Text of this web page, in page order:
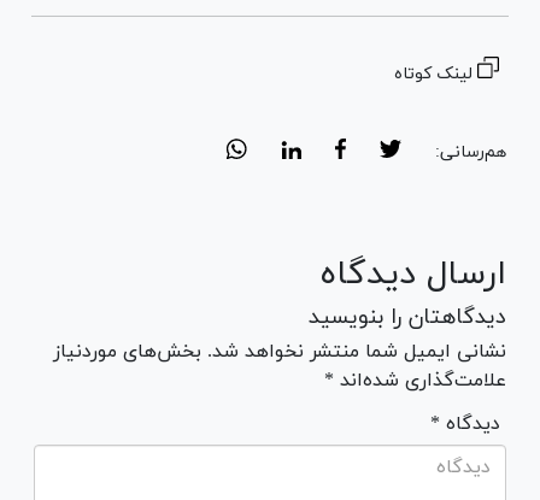
لینک کوتاه
هم‌رسانی:
ارسال دیدگاه
دیدگاهتان را بنویسید
نشانی ایمیل شما منتشر نخواهد شد. بخش‌های موردنیاز
علامت‌گذاری شده‌اند *
* دیدگاه